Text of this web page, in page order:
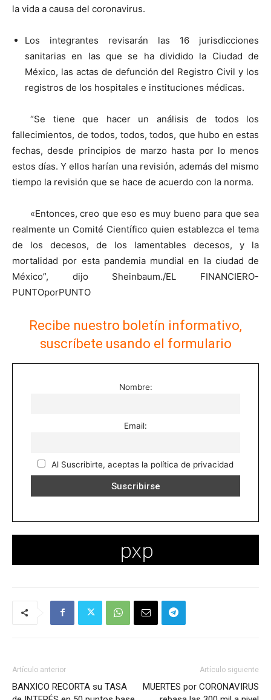
la vida a causa del coronavirus.
Los integrantes revisarán las 16 jurisdicciones
sanitarias en las que se ha dividido la Ciudad de
México, las actas de defunción del Registro Civil y los
registros de los hospitales e instituciones médicas.
“Se tiene que hacer un análisis de todos los
fallecimientos, de todos, todos, todos, que hubo en estas
fechas, desde principios de marzo hasta por lo menos
estos días. Y ellos harían una revisión, además del mismo
tiempo la revisión que se hace de acuerdo con la norma.
«Entonces, creo que eso es muy bueno para que sea
realmente un Comité Científico quien establezca el tema
de los decesos, de los lamentables decesos, y la
mortalidad por esta pandemia mundial en la ciudad de
México”, dijo Sheinbaum./EL FINANCIERO-
PUNTOporPUNTO
Recibe nuestro boletín informativo,
suscríbete usando el formulario
Nombre:
Email:
Al Suscribirte, aceptas la política de privacidad
Artículo anterior
BANXICO RECORTA su TASA
Artículo siguiente
MUERTES por CORONAVIRUS